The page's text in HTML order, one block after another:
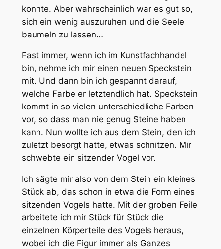
konnte. Aber wahrscheinlich war es gut so,
sich ein wenig auszuruhen und die Seele
baumeln zu lassen…
Fast immer, wenn ich im Kunstfachhandel
bin, nehme ich mir einen neuen Speckstein
mit. Und dann bin ich gespannt darauf,
welche Farbe er letztendlich hat. Speckstein
kommt in so vielen unterschiedliche Farben
vor, so dass man nie genug Steine haben
kann. Nun wollte ich aus dem Stein, den ich
zuletzt besorgt hatte, etwas schnitzen. Mir
schwebte ein sitzender Vogel vor.
Ich sägte mir also von dem Stein ein kleines
Stück ab, das schon in etwa die Form eines
sitzenden Vogels hatte. Mit der groben Feile
arbeitete ich mir Stück für Stück die
einzelnen Körperteile des Vogels heraus,
wobei ich die Figur immer als Ganzes